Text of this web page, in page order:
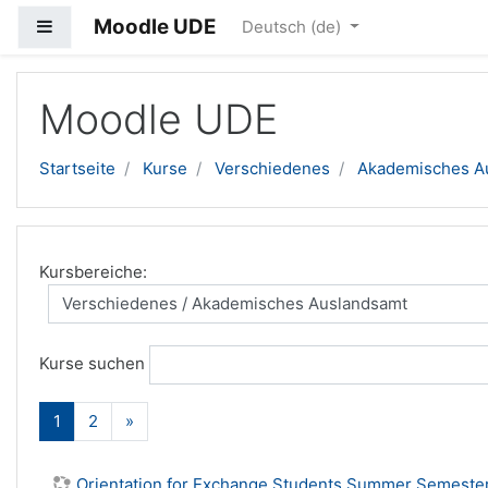
Website-Übersicht
Moodle UDE Deutsch ‎(de)‎
Moodle UDE
Startseite Kurse Verschiedenes Akademisches
Kursbereiche:
Kurse suchen
1 (aktuell)
2 »